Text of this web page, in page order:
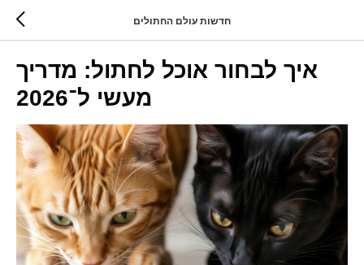
חדשות עולם החתולים
איך לבחור אוכל לחתול: מדריך
מעשי ל־2026